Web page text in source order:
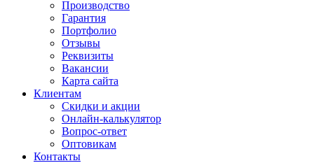
Производство
Гарантия
Портфолио
Отзывы
Реквизиты
Вакансии
Карта сайта
Клиентам
Скидки и акции
Онлайн-калькулятор
Вопрос-ответ
Оптовикам
Контакты